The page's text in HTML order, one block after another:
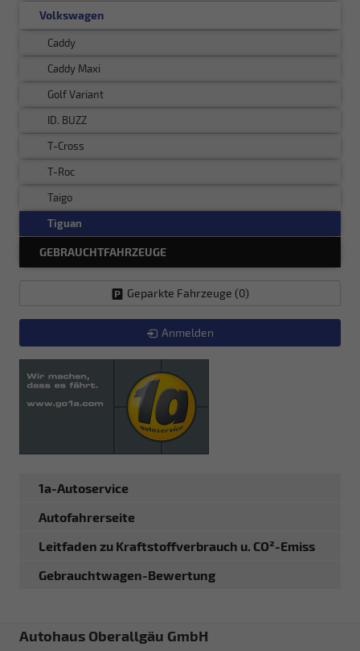
Volkswagen
Caddy
Caddy Maxi
Golf Variant
ID. BUZZ
T-Cross
T-Roc
Taigo
Tiguan
GEBRAUCHTFAHRZEUGE
Geparkte Fahrzeuge (0)
Anmelden
1a-Autoservice
Autofahrerseite
Leitfaden zu Kraftstoffverbrauch u. CO²-Emiss
Gebrauchtwagen-Bewertung
Autohaus Oberallgäu GmbH